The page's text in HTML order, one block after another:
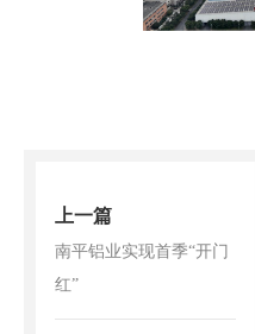
上一篇
南平铝业实现首季“开门
红”